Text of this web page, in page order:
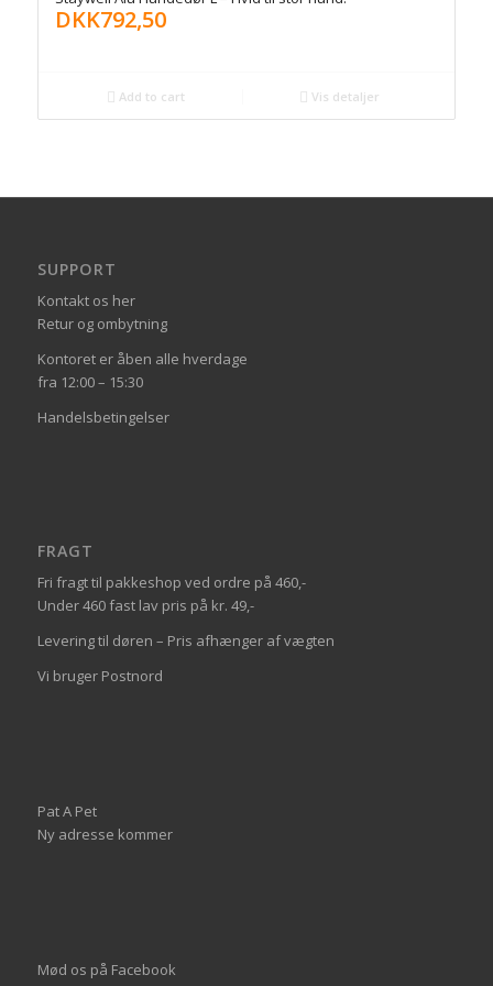
DKK792,50
Add to cart Vis detaljer
SUPPORT
Kontakt os her
Retur og ombytning
Kontoret er åben alle hverdage
fra 12:00 – 15:30
Handelsbetingelser
FRAGT
Fri fragt til pakkeshop ved ordre på 460,-
Under 460 fast lav pris på kr. 49,-
Levering til døren – Pris afhænger af vægten
Vi bruger Postnord
Pat A Pet
Ny adresse kommer
Mød os på Facebook